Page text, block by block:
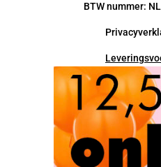
BTW nummer: